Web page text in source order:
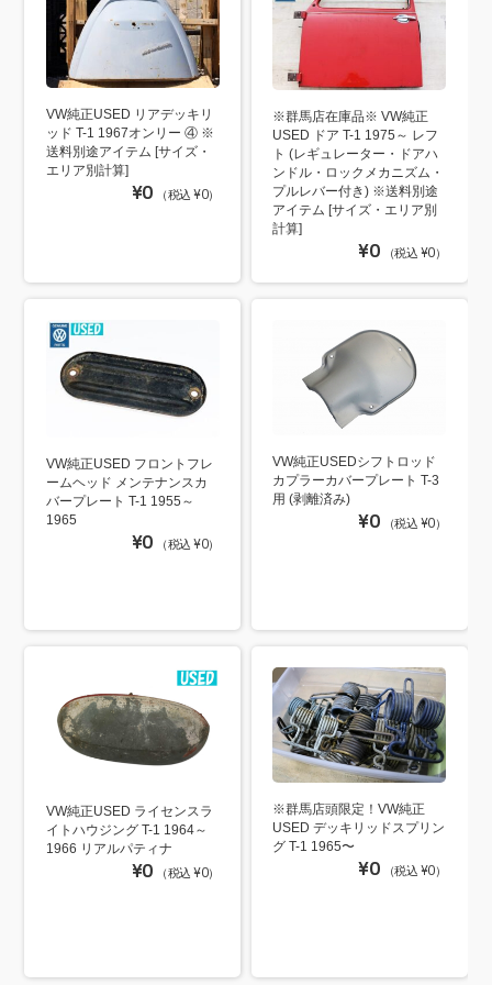
VW純正USED リアデッキリ
ッド T-1 1967オンリー ④ ※
送料別途アイテム [サイズ・
エリア別計算]
¥0 （税込 ¥0）
※群馬店在庫品※ VW純正
USED ドア T-1 1975～ レフ
ト (レギュレーター・ドアハ
ンドル・ロックメカニズム・
プルレバー付き) ※送料別途
アイテム [サイズ・エリア別
計算]
¥0 （税込 ¥0）
VW純正USED フロントフレ
ームヘッド メンテナンスカ
バープレート T-1 1955～
1965
¥0 （税込 ¥0）
VW純正USEDシフトロッド
カプラーカバープレート T-3
用 (剥離済み)
¥0 （税込 ¥0）
VW純正USED ライセンスラ
イトハウジング T-1 1964～
1966 リアルパティナ
¥0 （税込 ¥0）
※群馬店頭限定！VW純正
USED デッキリッドスプリン
グ T-1 1965〜
¥0 （税込 ¥0）